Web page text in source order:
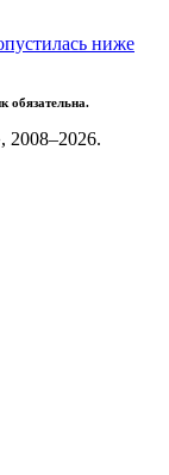
ниже
обязательна.